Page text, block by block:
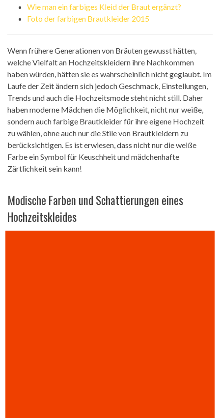
Wie man ein farbiges Kleid der Braut ergänzt?
Foto der farbigen Brautkleider 2015
Wenn frühere Generationen von Bräuten gewusst hätten,
welche Vielfalt an Hochzeitskleidern ihre Nachkommen
haben würden, hätten sie es wahrscheinlich nicht geglaubt. Im
Laufe der Zeit ändern sich jedoch Geschmack, Einstellungen,
Trends und auch die Hochzeitsmode steht nicht still. Daher
haben moderne Mädchen die Möglichkeit, nicht nur weiße,
sondern auch farbige Brautkleider für ihre eigene Hochzeit
zu wählen, ohne auch nur die Stile von Brautkleidern zu
berücksichtigen. Es ist erwiesen, dass nicht nur die weiße
Farbe ein Symbol für Keuschheit und mädchenhafte
Zärtlichkeit sein kann!
Modische Farben und Schattierungen eines
Hochzeitskleides